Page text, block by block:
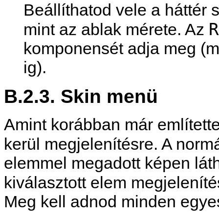
Beállíthatod vele a háttér
mint az ablak mérete. Az R
komponensét adja meg
ig).
B.2.3. Skin menü
Amint korábban már
kerül megjelenítésre. A
elemmel megadott képen
kiválasztott elem
Meg kell adnod minden